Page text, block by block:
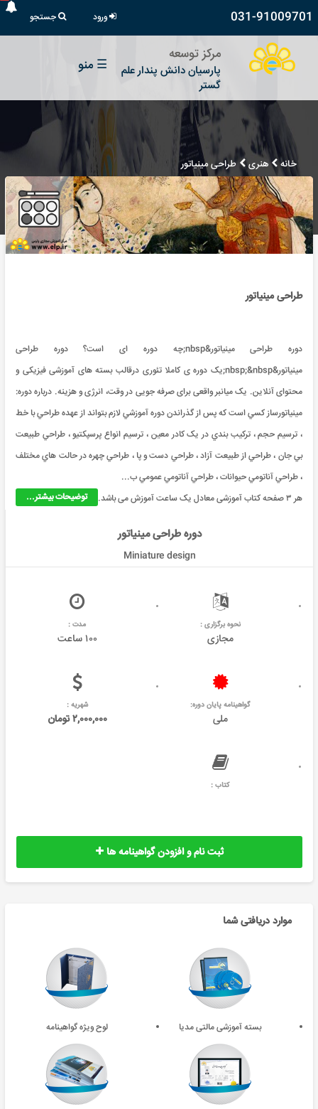
031-91009701 ورود جستجو
مرکز توسعه
پارسیان دانش پندار علم
گستر
☰ منو
خانه هنری طراحی مینیاتور
طراحی مینیاتور
دوره طراحی مینیاتور&nbsp;چه دوره ای است؟ دوره طراحی
مینیاتور&nbsp;&nbsp;یک دوره ی کاملا تئوری درقالب بسته های آموزشی فیزیکی و
محتوای آنلاین. یک میانبر واقعی برای صرفه جویی در وقت، انرژی و هزینه. درباره دوره:
مينياتورساز کسي است که پس از گذراندن دوره آموزشي لازم بتواند از عهده طراحي با خط
، ترسيم حجم ، ترکيب بندي در يک کادر معين ، ترسيم انواع پرسپکتيو ، طراحي طبيعت
بي جان ، طراحي از طبيعت آزاد ، طراحي دست و پا ، طراحي چهره در حالت هاي مختلف
، طراحي آناتومي حيوانات ، طراحي آناتومي عمومي ب...
توضیحات بیشتر...
هر ۳ صفحه کتاب آموزشی معادل یک ساعت آموزش می باشد.
دوره طراحی مینیاتور
Miniature design
نحوه برگزاری :
مجازی
مدت :
۱۰۰ ساعت
گواهینامه پایان دوره:
ملی
شهریه :
۲,۰۰۰,۰۰۰ تومان
کتاب :
ثبت نام و افزودن گواهینامه ها
موارد دریافتی شما
بسته آموزشی مالتی مدیا لوح ویژه گواهینامه